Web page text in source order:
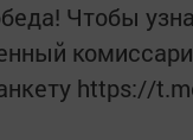
Чтобы
https://